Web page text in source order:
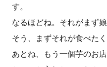
す。
なるほどね。それがまず
そう、まずそれが食べたく
あとね、もう一個芋のお店